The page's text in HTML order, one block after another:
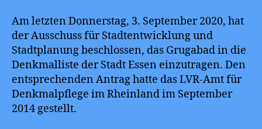
Am letzten Donnerstag, 3. September 2020, hat
der Ausschuss für Stadtentwicklung und
Stadtplanung beschlossen, das Grugabad in die
Denkmalliste der Stadt Essen einzutragen. Den
entsprechenden Antrag hatte das LVR-Amt für
Denkmalpflege im Rheinland im September
2014 gestellt.